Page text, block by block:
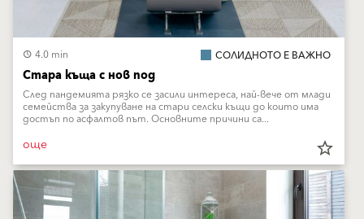
4.0 min СОЛИДНОТО Е ВАЖНО
Стара къща с нов под
След пандемията рязко се засили интереса, най-вече от млади
семейства за закупуване на стари селски къщи до които има
достъп по асфалтов път. Основните причини са...
още star_border